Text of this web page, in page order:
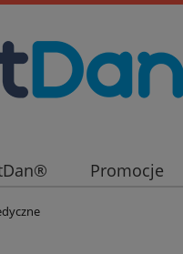
Promocje